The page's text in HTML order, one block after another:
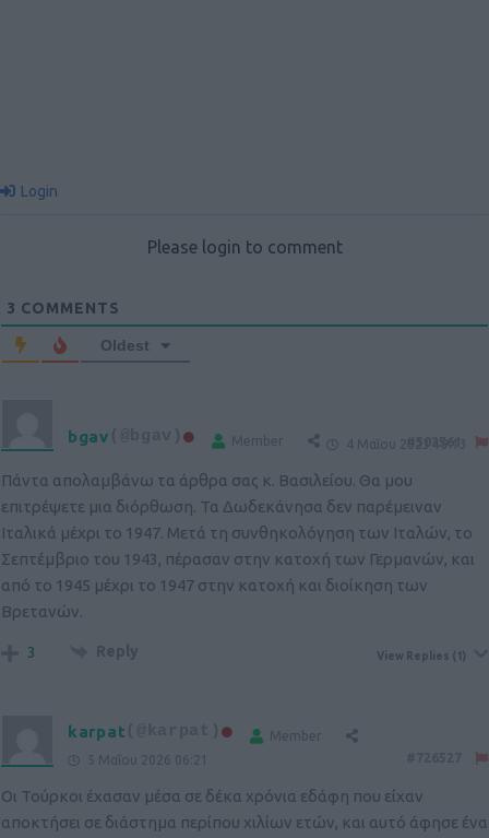
Login
Please login to comment
3 COMMENTS
Oldest
bgav Member 4 Μαΐου 2023 19:13
Πάντα απολαμβάνω τα άρθρα σας κ. Βασιλείου. Θα μου
επιτρέψετε μια διόρθωση. Τα Δωδεκάνησα δεν παρέμειναν
Ιταλικά μέχρι το 1947. Μετά τη συνθηκολόγηση των Ιταλών, το
Σεπτέμβριο του 1943, πέρασαν στην κατοχή των Γερμανών, και
από το 1945 μέχρι το 1947 στην κατοχή και διοίκηση των
Βρετανών.
3 Reply View Replies (1)
karpat
Member
5 Μαΐου 2026 06:21
Οι Τούρκοι έχασαν μέσα σε δέκα χρόνια εδάφη που είχαν
αποκτήσει σε διάστημα περίπου χιλίων ετών, και αυτό άφησε ένα